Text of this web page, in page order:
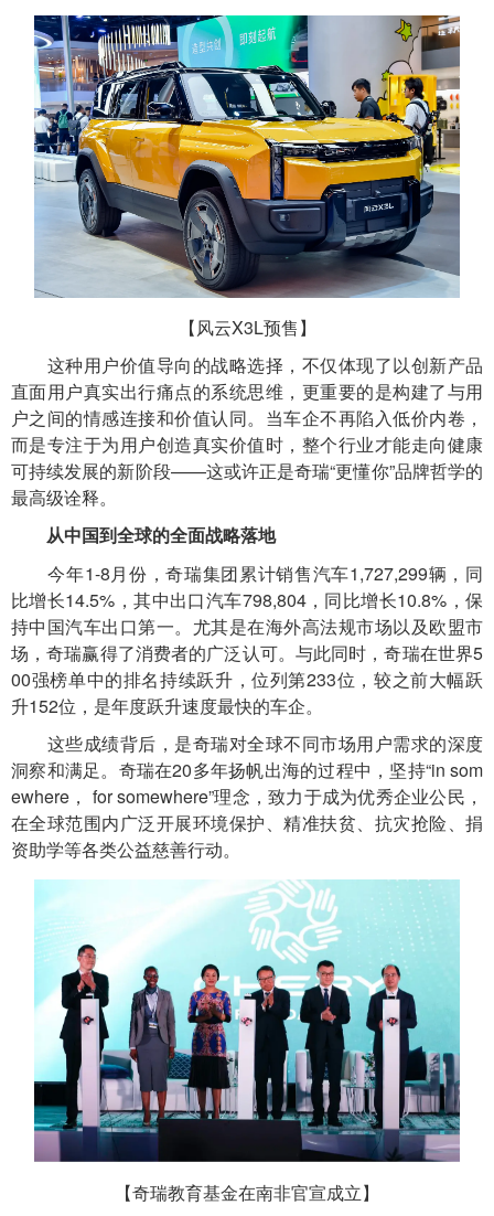
【风云X3L预售】
这种用户价值导向的战略选择，不仅体现了以创新产品
直面用户真实出行痛点的系统思维，更重要的是构建了与用
户之间的情感连接和价值认同。当车企不再陷入低价内卷，
而是专注于为用户创造真实价值时，整个行业才能走向健康
可持续发展的新阶段——这或许正是奇瑞“更懂你”品牌哲学的
最高级诠释。
从中国到全球的全面战略落地
今年1-8月份，奇瑞集团累计销售汽车1,727,299辆，同
比增长14.5%，其中出口汽车798,804，同比增长10.8%，保
持中国汽车出口第一。尤其是在海外高法规市场以及欧盟市
场，奇瑞赢得了消费者的广泛认可。与此同时，奇瑞在世界5
00强榜单中的排名持续跃升，位列第233位，较之前大幅跃
升152位，是年度跃升速度最快的车企。
这些成绩背后，是奇瑞对全球不同市场用户需求的深度
洞察和满足。奇瑞在20多年扬帆出海的过程中，坚持“in som
ewhere， for somewhere”理念，致力于成为优秀企业公民，
在全球范围内广泛开展环境保护、精准扶贫、抗灾抢险、捐
资助学等各类公益慈善行动。
【奇瑞教育基金在南非官宣成立】